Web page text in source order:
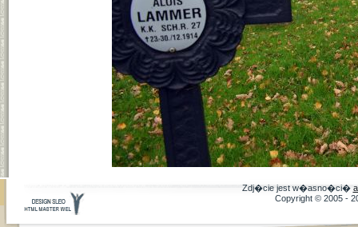
Zdj�cie jest w�asno�ci�
Copyright © 2005 -